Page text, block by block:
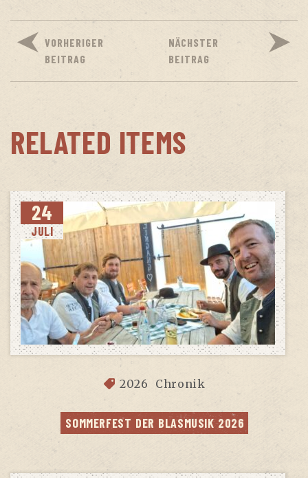
VORHERIGER
BEITRAG
NÄCHSTER
BEITRAG
RELATED ITEMS
24
JULI
2026 Chronik
SOM­MER­FEST DER BLAS­MU­SIK 2026